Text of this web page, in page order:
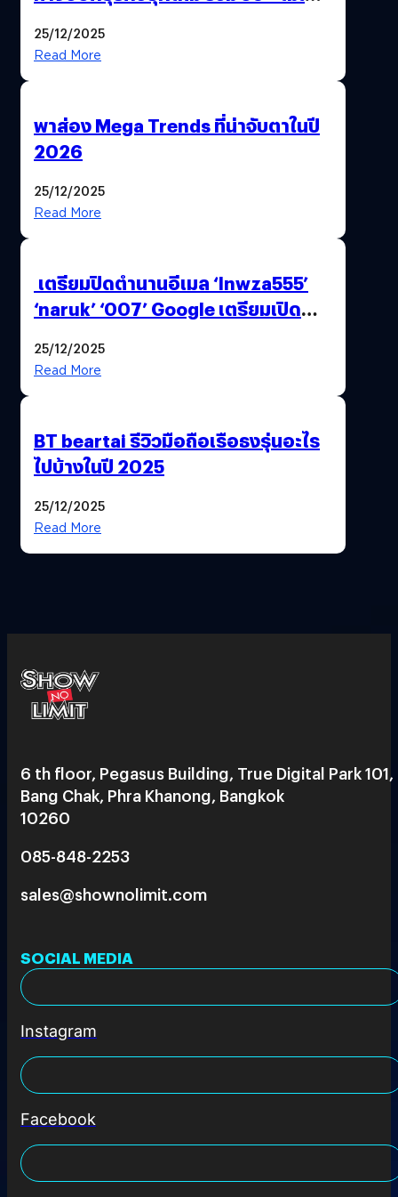
25/12/2025
Read More
พาส่อง Mega Trends ที่น่าจับตาในปี
2026
25/12/2025
Read More
เตรียมปิดตำนานอีเมล ‘lnwza555’
‘naruk’ ‘007’ Google เตรียมเปิด
25/12/2025
Read More
BT beartai รีวิวมือถือเรือธงรุ่นอะไร
ไปบ้างในปี 2025
25/12/2025
Read More
6 th floor, Pegasus Building, True Digital Park 101,
Bang Chak, Phra Khanong, Bangkok
10260
085-848-2253
sales@shownolimit.com
SOCIAL MEDIA
Instagram
Facebook